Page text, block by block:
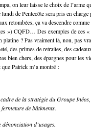
on leur laisse le choix de l’arme
de Pentecôte sera pris en
retombées, ça va descendre
») CQFD… Des exemples de ces «
platine ? Pas vraiment là, non, pas
des primes de retraites, des
bien chers, des épargnes pour les
que Patrick m’a montré :
de la stratégie du Groupe
, fermeture de bâtiments.
dénonciation d’usages.